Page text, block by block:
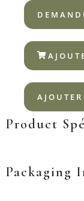
Product
Packaging